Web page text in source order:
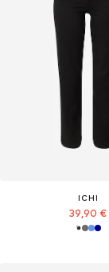
ICHI
39,90 €